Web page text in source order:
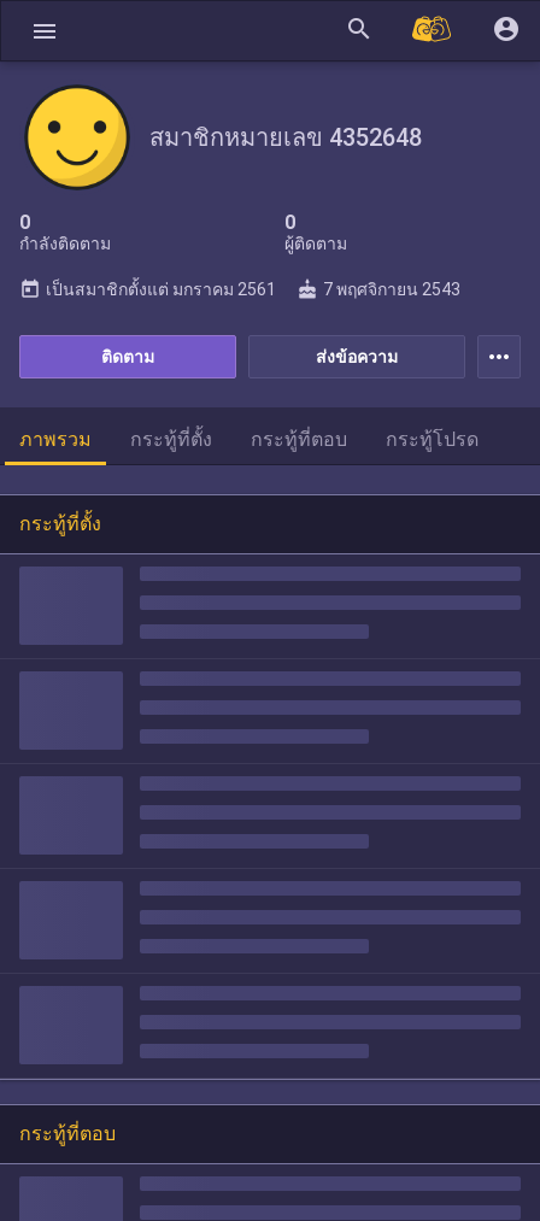
menu search account_circle
สมาชิกหมายเลข 4352648
0
กำลังติดตาม
0
ผู้ติดตาม
ส่งข้อความ
ติดตาม
today เป็นสมาชิกตั้งแต่ มกราคม 2561 cake 7 พฤศจิกายน 2543
more_horiz
ภาพรวม กระทู้ที่ตั้ง กระทู้ที่ตอบ กระทู้โปรด
กระทู้ที่ตั้ง
กระทู้ที่ตอบ